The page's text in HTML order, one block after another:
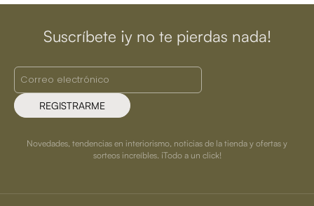
Suscríbete ¡y no te pierdas nada!
REGISTRARME
Novedades, tendencias en interiorismo, noticias de la tienda y ofertas y
sorteos increíbles. ¡Todo a un click!